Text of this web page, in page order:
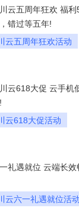
川云五周年狂欢 福
错过等五年!
云五周年狂欢活动
川云618大促 云手
云618大促活动
一礼遇就位 云端长
云六一礼遇就位活动